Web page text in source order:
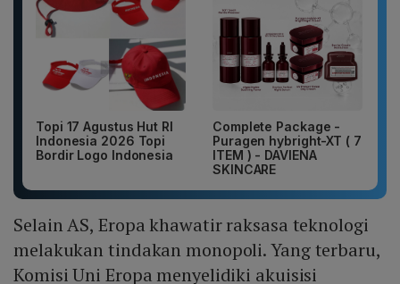
Topi 17 Agustus Hut RI
Indonesia 2026 Topi
Bordir Logo Indonesia
Complete Package -
Puragen hybright-XT ( 7
ITEM ) - DAVIENA
SKINCARE
Selain AS, Eropa khawatir raksasa teknologi
melakukan tindakan monopoli. Yang terbaru,
Komisi Uni Eropa menyelidiki akuisisi